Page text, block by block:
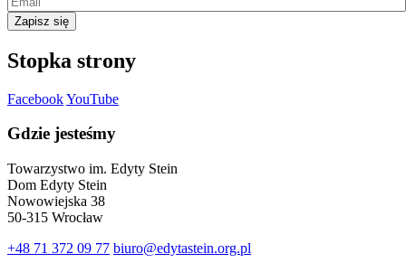
Zapisz się
Stopka strony
FacebookYouTube
Gdzie jesteśmy
Towarzystwo im. Edyty Stein
Dom Edyty Stein
Nowowiejska 38
50-315 Wrocław
+48 71 372 09 77 biuro@edytastein.org.pl